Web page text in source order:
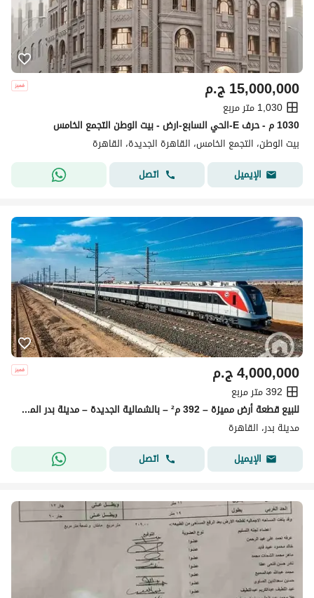
ج.م15,000,000
1,030 متر مربع
1030 م - حرف E-الحي السابع-ارض - بيت الوطن التجمع الخامس
بيت الوطن، التجمع الخامس، القاهرة الجديدة، القاهرة
الإيميل
اتصل
ج.م4,000,000
392 متر مربع
للبيع قطعة أرض مميزة – 392 م² – بالشمالية الجديدة – مدينة بدر المساحة: 392 متر مربع ناصية في موقع مميز وعلى الخدمات مباشرة.
مدينة بدر، القاهرة
الإيميل
اتصل